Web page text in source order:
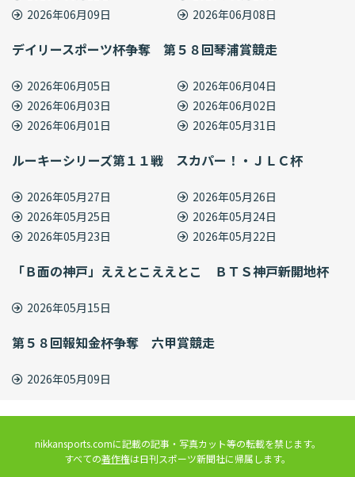
2026年06月09日
2026年06月08日
デイリースポーツ杯争奪 第５８回琴浦賞競走
2026年06月05日
2026年06月04日
2026年06月03日
2026年06月02日
2026年06月01日
2026年05月31日
ルーキーシリーズ第１１戦 スカパー！・ＪＬＣ杯
2026年05月27日
2026年05月26日
2026年05月25日
2026年05月24日
2026年05月23日
2026年05月22日
「Ｂ面の神戸」ええとこええとこ ＢＴＳ神戸新開地杯
2026年05月15日
第５８回報知金杯争奪 六甲賞競走
2026年05月09日
nikkansports.comに記載の記事・写真カット等の転載を禁じます。
すべての著作権は日刊スポーツ新聞社に帰属します。